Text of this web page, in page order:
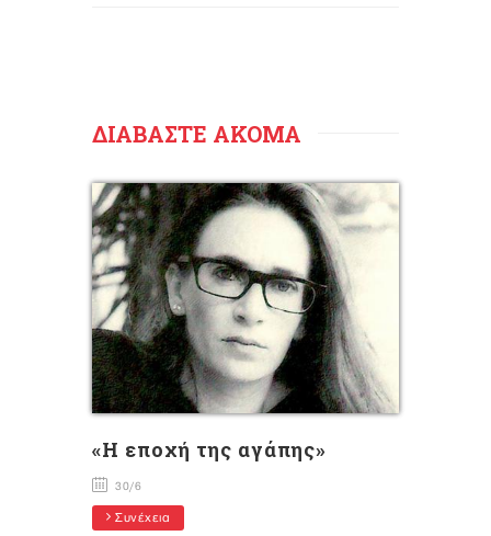
ΔΙΑΒΑΣΤΕ ΑΚΟΜΑ
«Η εποχή της αγάπης»
30/6
Συνέχεια